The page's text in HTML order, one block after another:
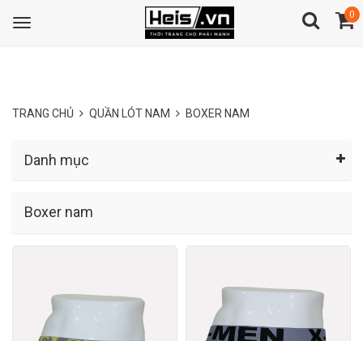
Toggle
0
TRANG CHỦ QUẦN LÓT NAM BOXER NAM
Danh mục
Boxer nam